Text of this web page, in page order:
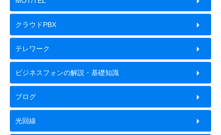
クラウドPBX
テレワーク
ビジネスフォンの解説・基礎知識
ブログ
光回線